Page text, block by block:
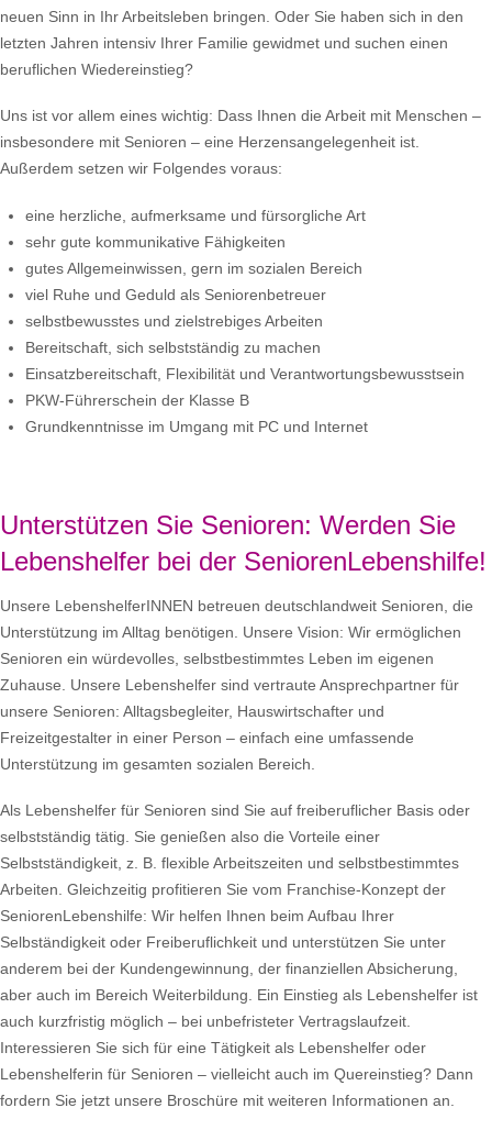
neuen Sinn in Ihr Arbeitsleben bringen. Oder Sie haben sich in den
letzten Jahren intensiv Ihrer Familie gewidmet und suchen einen
beruflichen Wiedereinstieg?
Uns ist vor allem eines wichtig: Dass Ihnen die Arbeit mit Menschen –
insbesondere mit Senioren – eine Herzensangelegenheit ist.
Außerdem setzen wir Folgendes voraus:
eine herzliche, aufmerksame und fürsorgliche Art
sehr gute kommunikative Fähigkeiten
gutes Allgemeinwissen, gern im sozialen Bereich
viel Ruhe und Geduld als Seniorenbetreuer
selbstbewusstes und zielstrebiges Arbeiten
Bereitschaft, sich selbstständig zu machen
Einsatzbereitschaft, Flexibilität und Verantwortungsbewusstsein
PKW-Führerschein der Klasse B
Grundkenntnisse im Umgang mit PC und Internet
Unterstützen Sie Senioren: Werden Sie
Lebenshelfer bei der SeniorenLebenshilfe!
Unsere LebenshelferINNEN betreuen deutschlandweit Senioren, die
Unterstützung im Alltag benötigen. Unsere Vision: Wir ermöglichen
Senioren ein würdevolles, selbstbestimmtes Leben im eigenen
Zuhause. Unsere Lebenshelfer sind vertraute Ansprechpartner für
unsere Senioren: Alltagsbegleiter, Hauswirtschafter und
Freizeitgestalter in einer Person – einfach eine umfassende
Unterstützung im gesamten sozialen Bereich.
Als Lebenshelfer für Senioren sind Sie auf freiberuflicher Basis oder
selbstständig tätig. Sie genießen also die Vorteile einer
Selbstständigkeit, z. B. flexible Arbeitszeiten und selbstbestimmtes
Arbeiten. Gleichzeitig profitieren Sie vom Franchise-Konzept der
SeniorenLebenshilfe: Wir helfen Ihnen beim Aufbau Ihrer
Selbständigkeit oder Freiberuflichkeit und unterstützen Sie unter
anderem bei der Kundengewinnung, der finanziellen Absicherung,
aber auch im Bereich Weiterbildung. Ein Einstieg als Lebenshelfer ist
auch kurzfristig möglich – bei unbefristeter Vertragslaufzeit.
Interessieren Sie sich für eine Tätigkeit als Lebenshelfer oder
Lebenshelferin für Senioren – vielleicht auch im Quereinstieg? Dann
fordern Sie jetzt unsere Broschüre mit weiteren Informationen an.